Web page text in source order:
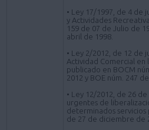
• Ley 17/1997, de 4 de
y Actividades
159 de 07 de Julio de
abril de 1998.
• Ley 2/2012, de 12 de
Actividad Comercial en
publicado en BOCM
2012 y BOE núm. 247
• Ley 12/2012, de 26
urgentes de
determinados servicios
de 27 de diciembre de